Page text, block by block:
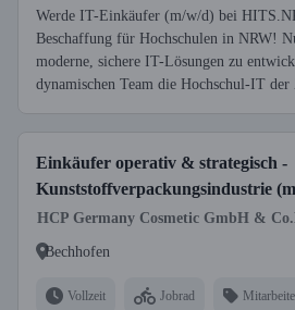
Werde IT-Einkäufer (m/w/d) bei
Beschaffung für Hochschulen in NRW!
moderne, sichere IT-Lösungen zu
dynamischen Team die Hochschul-IT
Einkäufer operativ & strategisch -
Kunststoffverpackungsindustrie
HCP Germany Cosmetic GmbH &
Bechhofen
Vollzeit Jobrad